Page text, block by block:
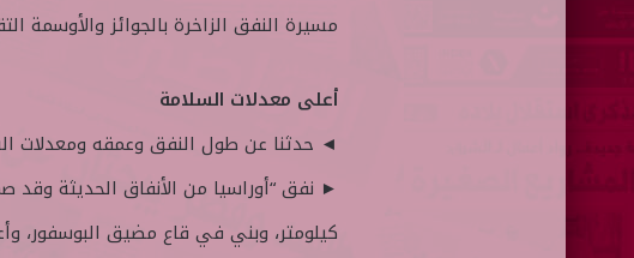
مسيرة النفق الزاخرة بالجوائز والأوسمة
أعلى معدلات السلامة
◄ حدثنا عن طول النفق وعمقه ومعدلات